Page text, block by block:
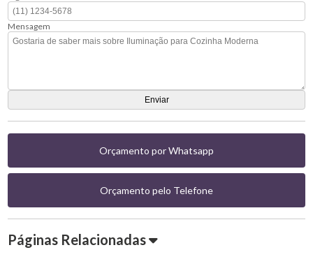
Mensagem
Orçamento por Whatsapp
Orçamento pelo Telefone
Páginas Relacionadas